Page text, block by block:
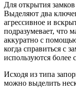
Для открытия
Выделяют два
агрессивное и
подразумевает, что
аккуратно с
когда справиться с
используются
Исходя из типа
можно выделить